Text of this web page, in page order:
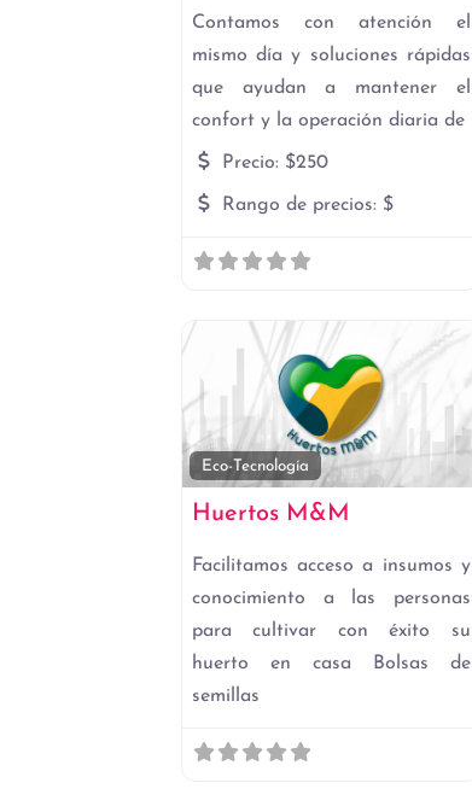
Contamos con atención el
mismo día y soluciones rápidas
que ayudan a mantener el
confort y la operación diaria de
Precio: $250
Rango de precios: $
Eco-Tecnología
Huertos M&M
Facilitamos acceso a insumos y
conocimiento a las personas
para cultivar con éxito su
huerto en casa Bolsas de
semillas